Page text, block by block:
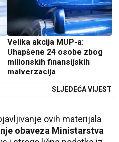
Velika akcija MUP-a:
Uhapšene 24 osobe zbog
milionskih finansijskih
malverzacija
SLJEDEĆA VIJEST
ovih materijala
obaveza Ministarstva